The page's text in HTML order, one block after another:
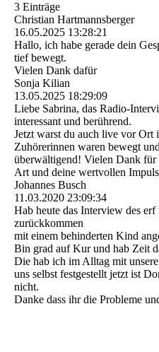
3 Einträge
Christian Hartmannsberger
16.05.2025 13:28:21
Hallo, ich habe gerade dein
tief bewegt.
Vielen Dank dafür
Sonja Kilian
13.05.2025 18:29:09
Liebe Sabrina, das Radio-
interessant und berührend.
Jetzt warst du auch live vor Ort
Zuhörerinnen waren bewegt
überwältigend! Vielen Dank für
Art und deine wertvollen
Johannes Busch
11.03.2020 23:09:34
Hab heute das Interview des
zurückkommen
mit einem behinderten Kind
Bin grad auf Kur und hab Zeit
Die hab ich im Alltag mit
uns selbst festgestellt jetzt ist
nicht.
Danke dass ihr die Probleme